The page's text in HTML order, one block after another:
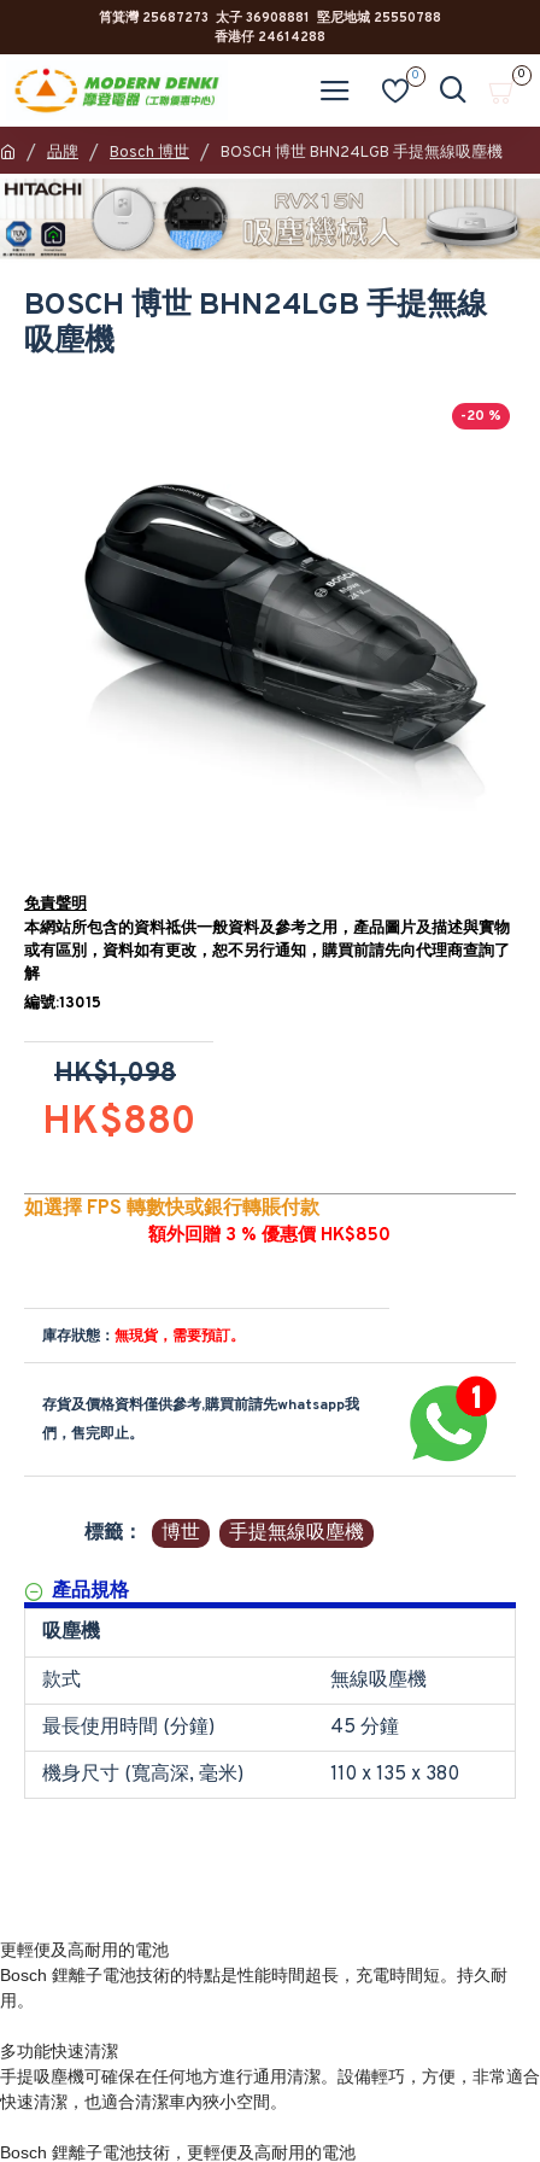
筲箕灣 25687273 太子 36908881 堅尼地城 25550788
香港仔 24614288
0 0
品牌 Bosch 博世 BOSCH 博世 BHN24LGB 手提無線吸塵機
BOSCH 博世 BHN24LGB 手提無線
吸塵機
-20 %
免責聲明
本網站所包含的資料祗供一般資料及參考之用，產品圖片及描述與實物
或有區別，資料如有更改，恕不另行通知，購買前請先向代理商查詢了
解
編號:13015
HK$880
HK$1,098
如選擇 FPS 轉數快或銀行轉賬付款
額外回贈 3 % 優惠價 HK$850
庫存狀態： 無現貨，需要預訂。
存貨及價格資料僅供參考,購買前請先whatsapp我
們，售完即止。
標籤： 博世 手提無線吸塵機
產品規格
吸塵機
款式
無線吸塵機
最長使用時間 (分鐘)
45 分鐘
機身尺寸 (寬高深, 毫米)
110 x 135 x 380
更輕便及高耐用的電池
Bosch 鋰離子電池技術的特點是性能時間超長，充電時間短。持久耐
用。
多功能快速清潔
手提吸塵機可確保在任何地方進行通用清潔。設備輕巧，方便，非常適合
快速清潔，也適合清潔車內狹小空間。
Bosch 鋰離子電池技術，更輕便及高耐用的電池